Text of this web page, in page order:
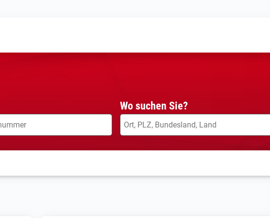
Wo suchen Sie?